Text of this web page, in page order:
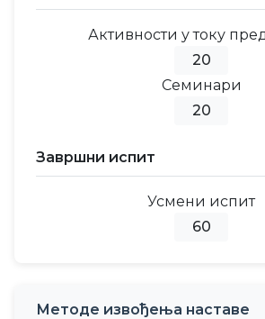
Активности у току
20
Семинари
20
Завршни испит
Усмени испит
60
Методе извођења наставе